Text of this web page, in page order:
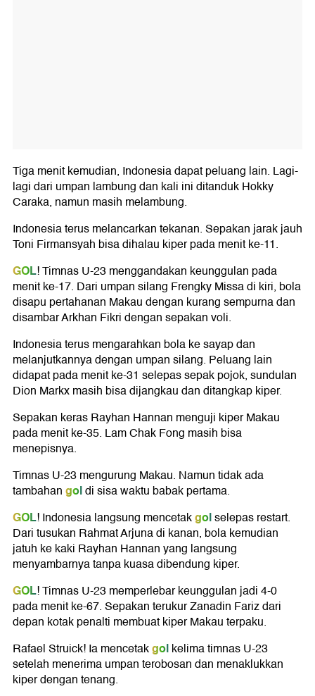
Tiga menit kemudian, Indonesia dapat peluang lain. Lagi-
lagi dari umpan lambung dan kali ini ditanduk Hokky
Caraka, namun masih melambung.
Indonesia terus melancarkan tekanan. Sepakan jarak jauh
Toni Firmansyah bisa dihalau kiper pada menit ke-11.
GOL! Timnas U-23 menggandakan keunggulan pada
menit ke-17. Dari umpan silang Frengky Missa di kiri, bola
disapu pertahanan Makau dengan kurang sempurna dan
disambar Arkhan Fikri dengan sepakan voli.
Indonesia terus mengarahkan bola ke sayap dan
melanjutkannya dengan umpan silang. Peluang lain
didapat pada menit ke-31 selepas sepak pojok, sundulan
Dion Markx masih bisa dijangkau dan ditangkap kiper.
Sepakan keras Rayhan Hannan menguji kiper Makau
pada menit ke-35. Lam Chak Fong masih bisa
menepisnya.
Timnas U-23 mengurung Makau. Namun tidak ada
tambahangoldi sisa waktu babak pertama.
GOL! Indonesia langsung mencetakgolselepas restart.
Dari tusukan Rahmat Arjuna di kanan, bola kemudian
jatuh ke kaki Rayhan Hannan yang langsung
menyambarnya tanpa kuasa dibendung kiper.
GOL! Timnas U-23 memperlebar keunggulan jadi 4-0
pada menit ke-67. Sepakan terukur Zanadin Fariz dari
depan kotak penalti membuat kiper Makau terpaku.
Rafael Struick! Ia mencetakgolkelima timnas U-23
setelah menerima umpan terobosan dan menaklukkan
kiper dengan tenang.